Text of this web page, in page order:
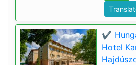
✔️
Hotel